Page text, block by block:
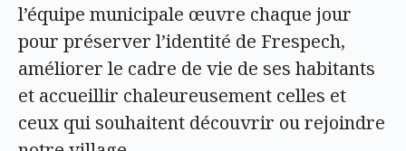
l’équipe municipale œuvre chaque jour
pour préserver l’identité de Frespech,
améliorer le cadre de vie de ses habitants
et accueillir chaleureusement celles et
ceux qui souhaitent découvrir ou rejoindre